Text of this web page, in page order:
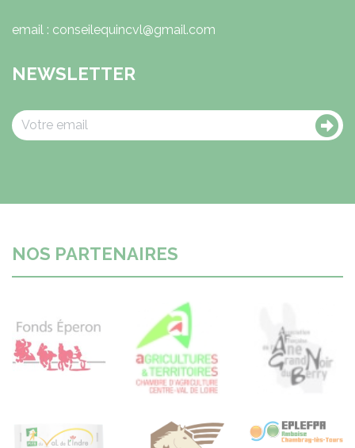
email : conseilequincvl@gmail.com
NEWSLETTER
NOS PARTENAIRES